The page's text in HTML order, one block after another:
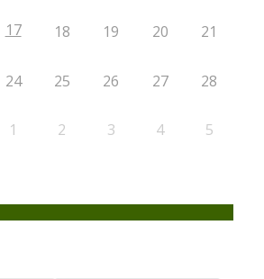
17 18 19 20 21
24 25 26 27 28
1 2 3 4 5